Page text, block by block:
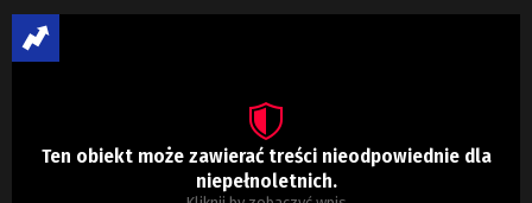
Ten obiekt może zawierać treści nieodpowiednie dla
niepełnoletnich.